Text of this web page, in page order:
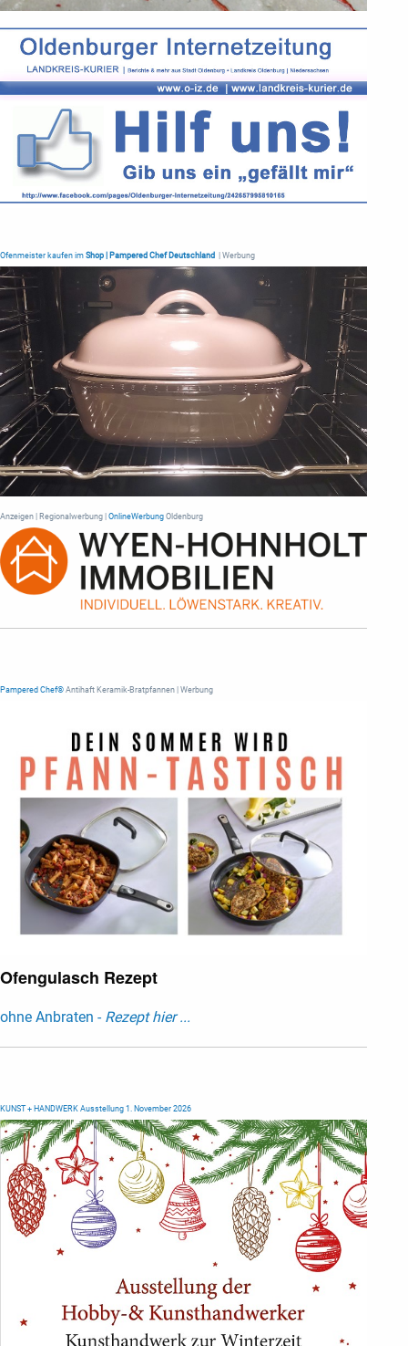
Ofenmeister kaufen im Shop | Pampered Chef Deutschland | Werbung
Anzeigen | Regionalwerbung | OnlineWerbung Oldenburg
Pampered Chef® Antihaft Keramik-Bratpfannen | Werbung
Ofengulasch Rezept
ohne Anbraten - Rezept hier ...
KUNST + HANDWERK Ausstellung 1. November 2026